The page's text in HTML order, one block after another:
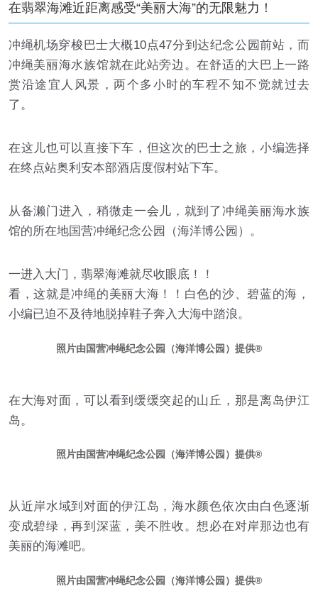
在翡翠海滩近距离感受“美丽大海”的无限魅力！
冲绳机场穿梭巴士大概10点47分到达纪念公园前站，而
冲绳美丽海水族馆就在此站旁边。在舒适的大巴上一路
赏沿途宜人风景，两个多小时的车程不知不觉就过去
了。
在这儿也可以直接下车，但这次的巴士之旅，小编选择
在终点站奥利安本部酒店度假村站下车。
从备濑门进入，稍微走一会儿，就到了冲绳美丽海水族
馆的所在地国营冲绳纪念公园（海洋博公园）。
一进入大门，翡翠海滩就尽收眼底！！
看，这就是冲绳的美丽大海！！白色的沙、碧蓝的海，
小编已迫不及待地脱掉鞋子奔入大海中踏浪。
照片由国营冲绳纪念公园（海洋博公园）提供
在大海对面，可以看到缓缓突起的山丘，那是离岛伊江
岛。
照片由国营冲绳纪念公园（海洋博公园）提供
从近岸水域到对面的伊江岛，海水颜色依次由白色逐渐
变成碧绿，再到深蓝，美不胜收。想必在对岸那边也有
美丽的海滩吧。
照片由国营冲绳纪念公园（海洋博公园）提供